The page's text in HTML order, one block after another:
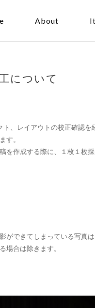
About
について
ト、レイアウトの校正確認
す。
を作成する際に、１枚１枚
ができてしまっている写真
場合は除きます。